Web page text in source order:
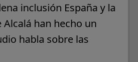
inclusión España y la
han hecho un
habla sobre las